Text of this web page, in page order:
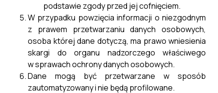
podstawie zgody przed jej cofnięciem.
W przypadku powzięcia informacji o niezgodnym
z prawem przetwarzaniu danych osobowych,
osoba której dane dotyczą, ma prawo wniesienia
skargi do organu nadzorczego właściwego
w sprawach ochrony danych osobowych.
Dane mogą być przetwarzane w sposób
zautomatyzowany i nie będą profilowane.